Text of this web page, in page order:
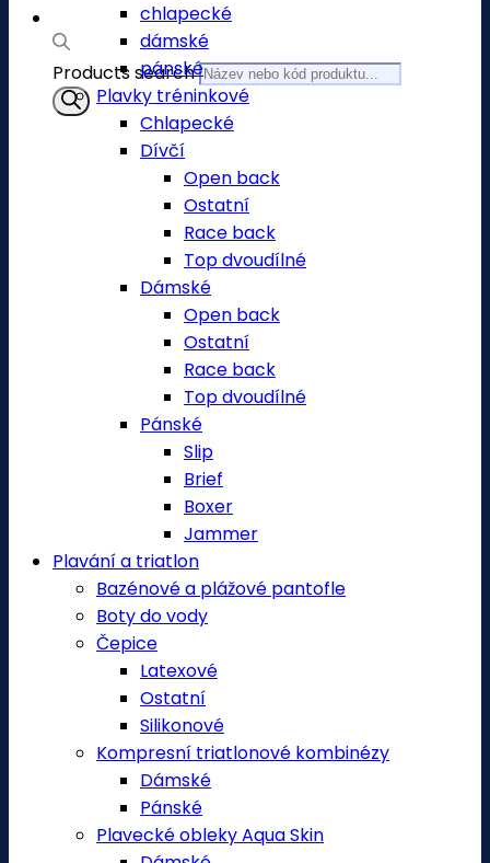
Products search
chlapecké
dámské
pánské
Plavky tréninkové
Chlapecké
Dívčí
Open back
Ostatní
Race back
Top dvoudílné
Dámské
Open back
Ostatní
Race back
Top dvoudílné
Pánské
Slip
Brief
Boxer
Jammer
Plavání a triatlon
Bazénové a plážové pantofle
Boty do vody
Čepice
Latexové
Ostatní
Silikonové
Kompresní triatlonové kombinézy
Dámské
Pánské
Plavecké obleky Aqua Skin